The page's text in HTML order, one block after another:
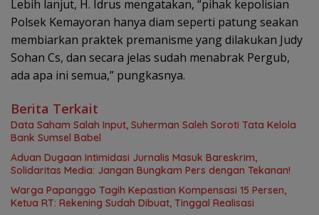
Lebih lanjut, H. Idrus mengatakan, “pihak kepolisian
Polsek Kemayoran hanya diam seperti patung seakan
membiarkan praktek premanisme yang dilakukan Judy
Sohan Cs, dan secara jelas sudah menabrak Pergub,
ada apa ini semua,” pungkasnya.
Berita Terkait
Data Saham Salah Input, Suherman Saleh Soroti Tata Kelola
Bank Sumsel Babel
Aduan Dugaan Intimidasi Jurnalis Masuk Bareskrim,
Solidaritas Media: Jangan Bungkam Pers dengan Tekanan!
Warga Papanggo Tagih Kepastian Kompensasi 15 Persen,
Ketua RT: Rekening Sudah Dibuat, Tinggal Realisasi